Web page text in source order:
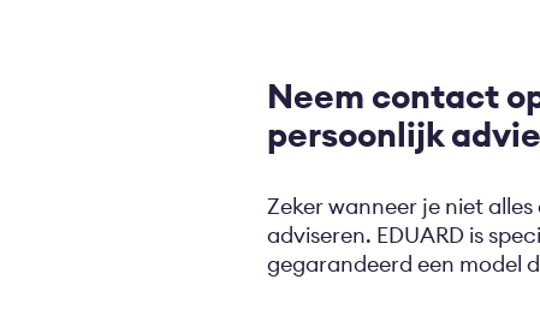
Neem contact
persoonlijk
Zeker wanneer je niet
adviseren. EDUARD is
gegarandeerd een model